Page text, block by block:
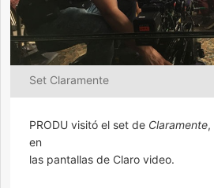
Set Claramente
PRODU visitó el set de Claramente,
en
las pantallas de Claro video.